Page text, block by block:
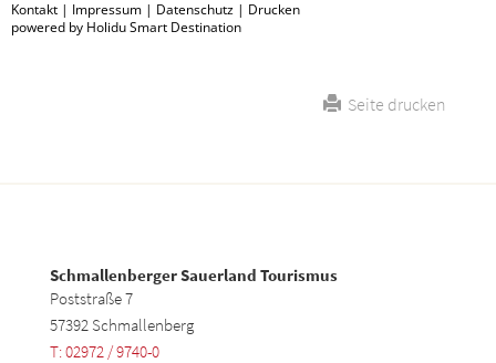
Kontakt | Impressum | Datenschutz | Drucken
powered by Holidu Smart Destination
Seite drucken
Schmallenberger Sauerland Tourismus
Poststraße 7
57392 Schmallenberg
T: 02972 / 9740-0